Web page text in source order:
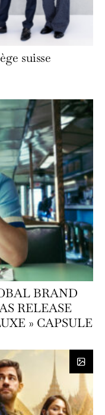
suisse
BRAND
RELEASE
» CAPSULE